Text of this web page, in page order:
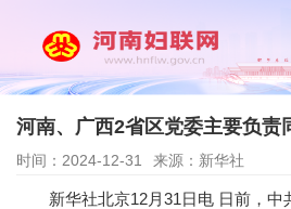
河南、广西2省区党委主要负责
时间：2024-12-31 来源：新华社
新华社北京12月31日电 日前，中